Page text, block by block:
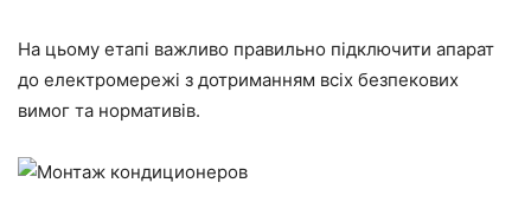
На цьому етапі важливо правильно підключити апарат
до електромережі з дотриманням всіх безпекових
вимог та нормативів.